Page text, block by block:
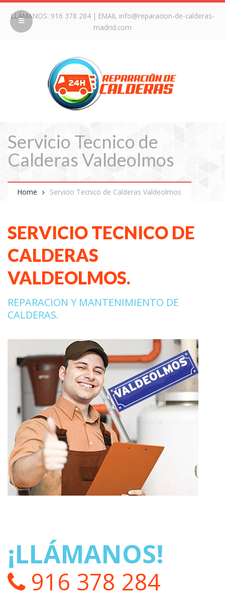
LLÁMANOS: 916 378 284| EMAIL info@reparacion-de-calderas-
madrid.com
Servicio Tecnico de
Calderas Valdeolmos
Home Servicio Tecnico de Calderas Valdeolmos
SERVICIO TECNICO DE
CALDERAS
VALDEOLMOS.
REPARACION Y MANTENIMIENTO DE
CALDERAS.
¡LLÁMANOS!
916 378 284